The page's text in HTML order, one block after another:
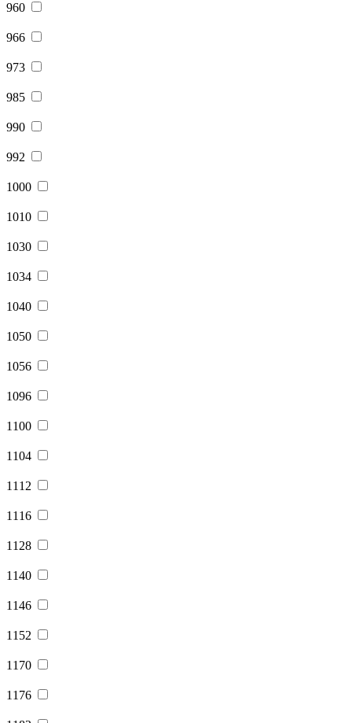
960
966
973
985
990
992
1000
1010
1030
1034
1040
1050
1056
1096
1100
1104
1112
1116
1128
1140
1146
1152
1170
1176